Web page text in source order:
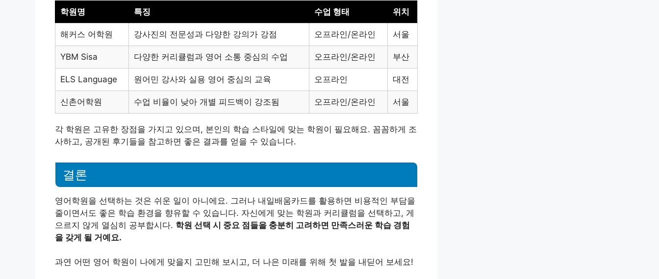
학원명 특징 수업 형태 위치
해커스 어학원 강사진의 전문성과 다양한 강의가 강점 오프라인/온라인 서울
YBM Sisa 다양한 커리큘럼과 영어 소통 중심의 수업 오프라인/온라인 부산
ELS Language 원어민 강사와 실용 영어 중심의 교육 오프라인 대전
신촌어학원 수업 비율이 낮아 개별 피드백이 강조됨 오프라인/온라인 서울
각 학원은 고유한 장점을 가지고 있으며, 본인의 학습 스타일에 맞는 학원이 필요해요. 꼼꼼하게 조
사하고, 공개된 후기들을 참고하면 좋은 결과를 얻을 수 있습니다.
결론
영어학원을 선택하는 것은 쉬운 일이 아니에요. 그러나 내일배움카드를 활용하면 비용적인 부담을
줄이면서도 좋은 학습 환경을 향유할 수 있습니다. 자신에게 맞는 학원과 커리큘럼을 선택하고, 게
으르지 않게 열심히 공부합시다. 학원 선택 시 중요 점들을 충분히 고려하면 만족스러운 학습 경험
을 갖게 될 거예요.
과연 어떤 영어 학원이 나에게 맞을지 고민해 보시고, 더 나은 미래를 위해 첫 발을 내딛어 보세요!